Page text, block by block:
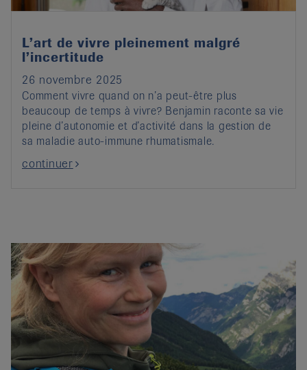
L’art de vivre pleinement malgré
l’incertitude
26 novembre 2025
Comment vivre quand on n’a peut-être plus
beaucoup de temps à vivre? Benjamin raconte sa vie
pleine d’autonomie et d’activité dans la gestion de
sa maladie auto-immune rhumatismale.
continuer